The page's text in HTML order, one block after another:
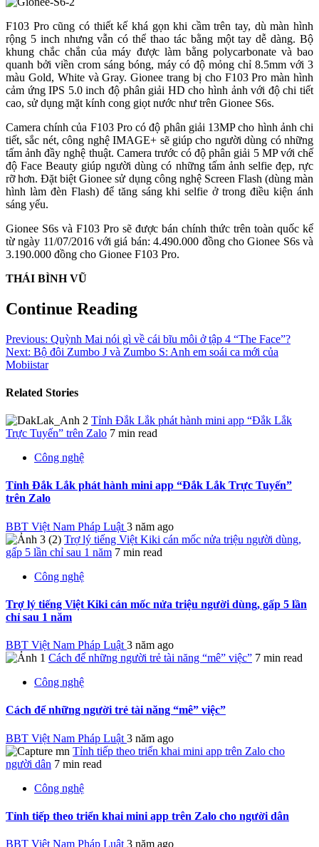
F103 Pro cũng có thiết kế khá gọn khi cầm trên tay, dù màn hình
rộng 5 inch nhưng vẫn có thể thao tác bằng một tay dễ dàng. Bộ
khung chắc chắn của máy được làm bằng polycarbonate và bao
quanh bởi viền crom sáng bóng, máy có độ mỏng chỉ 8.5mm với 3
màu Gold, White và Gray. Gionee trang bị cho F103 Pro màn hình
cảm ứng IPS 5.0 inch độ phân giải HD cho hình ảnh với độ chi tiết
cao, sử dụng mặt kính cong giọt nước như trên Gionee S6s.
Camera chính của F103 Pro có độ phân giải 13MP cho hình ảnh chi
tiết, sắc nét, công nghệ IMAGE+ sẽ giúp cho người dùng có những
tấm ảnh đầy nghệ thuật. Camera trước có độ phân giải 5 MP với chế
độ Face Beauty giúp người dùng có những tấm ảnh selfie đẹp, rực
rỡ hơn. Đặt biệt Gionee sử dụng công nghệ Screen Flash (dùng màn
hình làm đèn Flash) để tăng sáng khi selfie ở trong điều kiện ánh
sáng yếu.
Gionee S6s và F103 Pro sẽ được bán chính thức trên toàn quốc kể
từ ngày 11/07/2016 với giá bán: 4.490.000 đồng cho Gionee S6s và
3.190.000 đồng cho Gionee F103 Pro.
THÁI BÌNH VŨ
Continue Reading
Previous: Quỳnh Mai nói gì về cái bĩu môi ở tập 4 “The Face”?
Next: Bộ đôi Zumbo J và Zumbo S: Anh em soái ca mới của
Mobiistar
Related Stories
Tỉnh Đắk Lắk phát hành mini app “Đắk Lắk
Trực Tuyến” trên Zalo 7 min read
Công nghệ
Tỉnh Đắk Lắk phát hành mini app “Đắk Lắk Trực Tuyến”
trên Zalo
BBT Việt Nam Pháp Luật 3 năm ago
Trợ lý tiếng Việt Kiki cán mốc nửa triệu người dùng,
gấp 5 lần chỉ sau 1 năm 7 min read
Công nghệ
Trợ lý tiếng Việt Kiki cán mốc nửa triệu người dùng, gấp 5 lần
chỉ sau 1 năm
BBT Việt Nam Pháp Luật 3 năm ago
Cách để những người trẻ tài năng “mê” việc” 7 min read
Công nghệ
Cách để những người trẻ tài năng “mê” việc”
BBT Việt Nam Pháp Luật 3 năm ago
Tỉnh tiếp theo triển khai mini app trên Zalo cho
người dân 7 min read
Công nghệ
Tỉnh tiếp theo triển khai mini app trên Zalo cho người dân
BBT Việt Nam Pháp Luật 3 năm ago